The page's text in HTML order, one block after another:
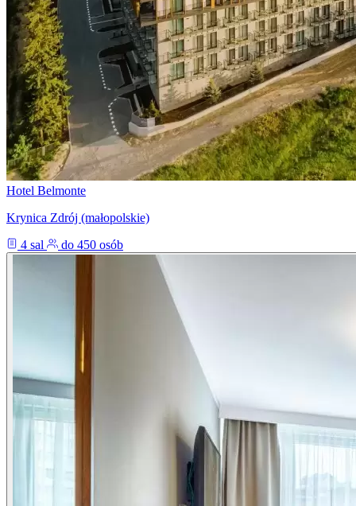
Hotel Belmonte
Krynica Zdrój (małopolskie)
4 sal
do 450 osób